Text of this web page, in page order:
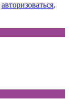
авторизоваться.